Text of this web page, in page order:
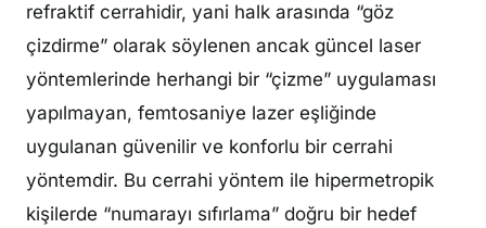
refraktif cerrahidir, yani halk arasında “göz
çizdirme” olarak söylenen ancak güncel laser
yöntemlerinde herhangi bir “çizme” uygulaması
yapılmayan, femtosaniye lazer eşliğinde
uygulanan güvenilir ve konforlu bir cerrahi
yöntemdir. Bu cerrahi yöntem ile hipermetropik
kişilerde “numarayı sıfırlama” doğru bir hedef